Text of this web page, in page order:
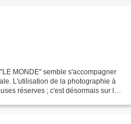
MONDE" semble s'accompagner
L'utilisation de la photographie à
réserves ; c'est désormais sur le